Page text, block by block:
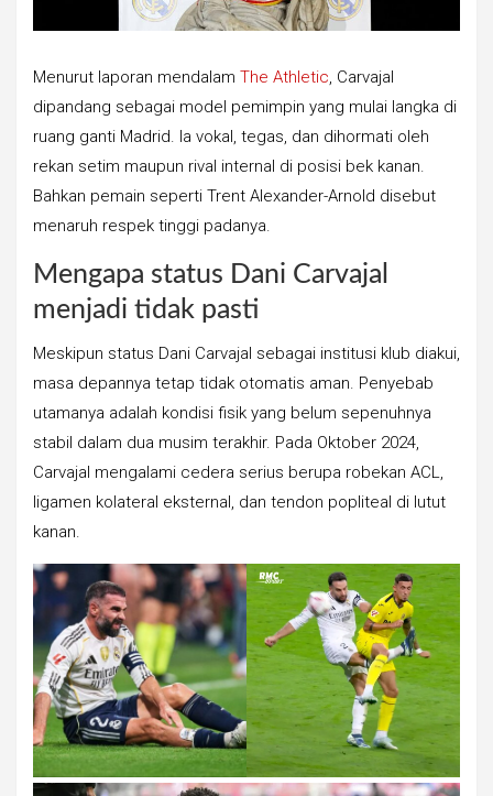
Menurut laporan mendalam The Athletic, Carvajal
dipandang sebagai model pemimpin yang mulai langka di
ruang ganti Madrid. Ia vokal, tegas, dan dihormati oleh
rekan setim maupun rival internal di posisi bek kanan.
Bahkan pemain seperti Trent Alexander-Arnold disebut
menaruh respek tinggi padanya.
Mengapa status Dani Carvajal
menjadi tidak pasti
Meskipun status Dani Carvajal sebagai institusi klub diakui,
masa depannya tetap tidak otomatis aman. Penyebab
utamanya adalah kondisi fisik yang belum sepenuhnya
stabil dalam dua musim terakhir. Pada Oktober 2024,
Carvajal mengalami cedera serius berupa robekan ACL,
ligamen kolateral eksternal, dan tendon popliteal di lutut
kanan.